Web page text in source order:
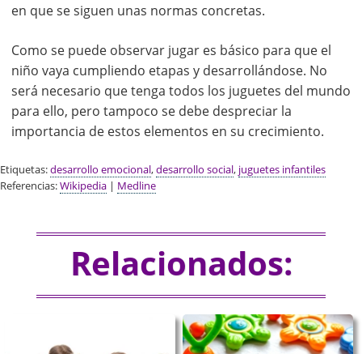
en que se siguen unas normas concretas.
Como se puede observar jugar es básico para que el
niño vaya cumpliendo etapas y desarrollándose. No
será necesario que tenga todos los juguetes del mundo
para ello, pero tampoco se debe despreciar la
importancia de estos elementos en su crecimiento.
Etiquetas:desarrollo emocional,desarrollo social, juguetes infantiles
Referencias:Wikipedia | Medline
Relacionados: